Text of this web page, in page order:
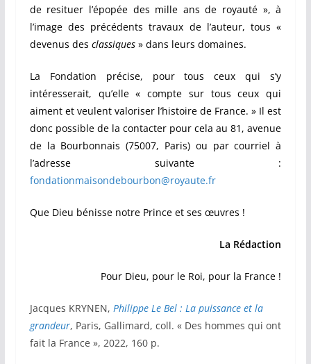
de resituer l’épopée des mille ans de royauté », à
l’image des précédents travaux de l’auteur, tous «
devenus des classiques» dans leurs domaines.
La Fondation précise, pour tous ceux qui s’y
intéresserait, qu’elle « compte sur tous ceux qui
aiment et veulent valoriser l’histoire de France. » Il est
donc possible de la contacter pour cela au 81, avenue
de la Bourbonnais (75007, Paris) ou par courriel à
l’adresse suivante :
fondationmaisondebourbon@royaute.fr
Que Dieu bénisse notre Prince et ses œuvres !
La Rédaction
Pour Dieu, pour le Roi, pour la France !
Jacques KRYNEN, Philippe Le Bel : La puissance et la
grandeur, Paris, Gallimard, coll. « Des hommes qui ont
fait la France », 2022, 160 p.